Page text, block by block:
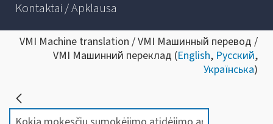
Kontaktai / Apklausa
VMI Machine translation / VMI Машинный перевод /
VMI Машинний переклад (English, Русский,
Українська)